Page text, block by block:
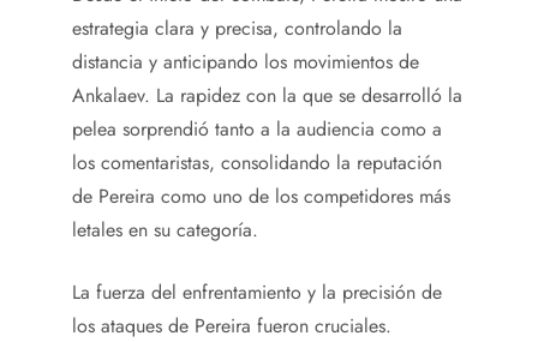
estrategia clara y precisa, controlando la
distancia y anticipando los movimientos de
Ankalaev. La rapidez con la que se desarrolló la
pelea sorprendió tanto a la audiencia como a
los comentaristas, consolidando la reputación
de Pereira como uno de los competidores más
letales en su categoría.
La fuerza del enfrentamiento y la precisión de
los ataques de Pereira fueron cruciales.